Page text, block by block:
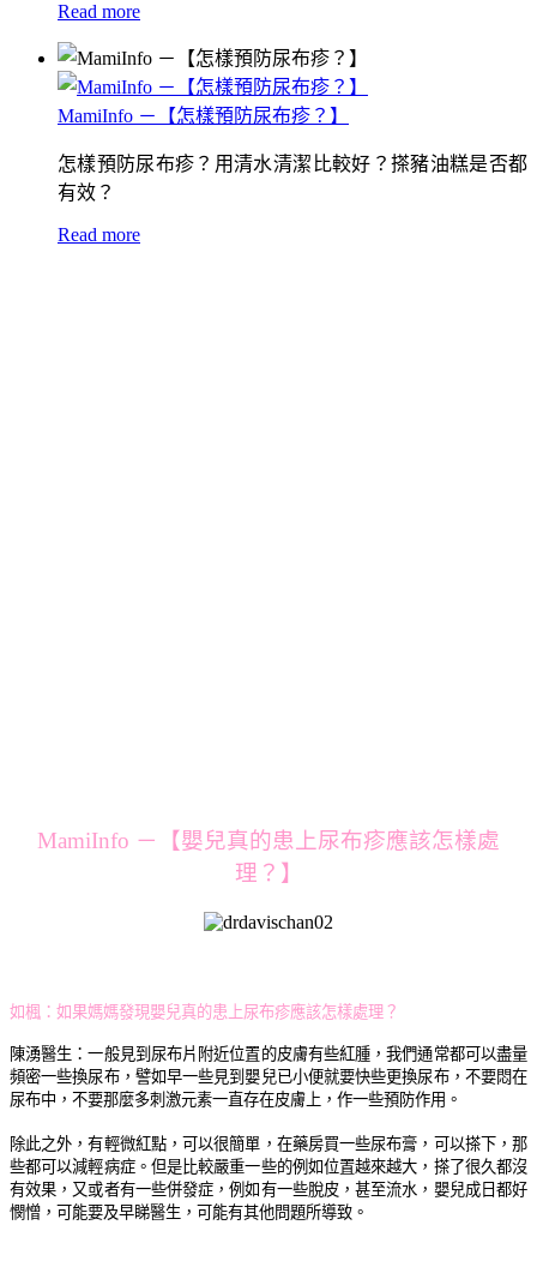
Read more
MamiInfo －【怎樣預防尿布疹？】
怎樣預防尿布疹？用清水清潔比較好？搽豬油糕是否都
有效？
Read more
MamiInfo －【嬰兒真的患上尿布疹應該怎樣處
理？】
如楓：如果媽媽發現嬰兒真的患上尿布疹應該怎樣處理？
陳湧醫生：一般見到尿布片附近位置的皮膚有些紅腫，我們通常都可以盡量
頻密一些換尿布，譬如早一些見到嬰兒已小便就要快些更換尿布，不要悶在
尿布中，不要那麼多刺激元素一直存在皮膚上，作一些預防作用。
除此之外，有輕微紅點，可以很簡單，在藥房買一些尿布膏，可以搽下，那
些都可以減輕病症。但是比較嚴重一些的例如位置越來越大，搽了很久都沒
有效果，又或者有一些併發症，例如有一些脫皮，甚至流水，嬰兒成日都好
憫憎，可能要及早睇醫生，可能有其他問題所導致。